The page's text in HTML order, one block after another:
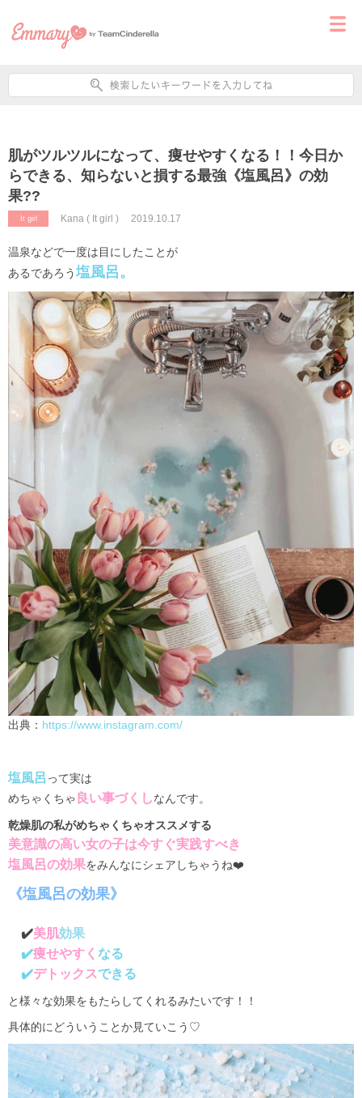
肌がツルツルになって、痩せやすくなる！！今日か
らできる、知らないと損する最強《塩風呂》の効
果??
It girl Kana ( It girl ) 2019.10.17
温泉などで一度は目にしたことが
あるであろう塩風呂。
出典： https://www.instagram.com/
塩風呂って実は
めちゃくちゃ 良い事づくしなんです。
乾燥肌の私がめちゃくちゃオススメする
美意識の高い女の子は今すぐ実践すべき
塩風呂の効果をみんなにシェアしちゃうね❤️
《塩風呂の効果》
✔️美肌効果
✔️痩せやすく なる
✔️デトックスできる
と様々な効果をもたらしてくれるみたいです！！
具体的にどういうことか見ていこう♡